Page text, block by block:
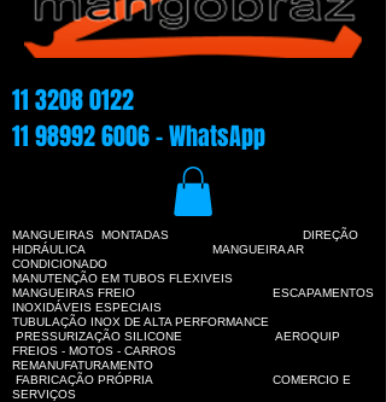
11 3208 0122
11 98992 6006- WhatsApp
MANGUEIRAS MONTADAS DIREÇÃO
HIDRÁULICA MANGUEIRA AR
CONDICIONADO
MANUTENÇÃO EM TUBOS FLEXIVEIS
MANGUEIRAS FREIO ESCAPAMENTOS
INOXIDÁVEIS ESPECIAIS
TUBULAÇÃO INOX DE ALTA PERFORMANCE
PRESSURIZAÇÃO SILICONE AEROQUIP
FREIOS - MOTOS - CARROS
REMANUFATURAMENTO
FABRICAÇÃO PRÓPRIA COMERCIO E
SERVIÇOS